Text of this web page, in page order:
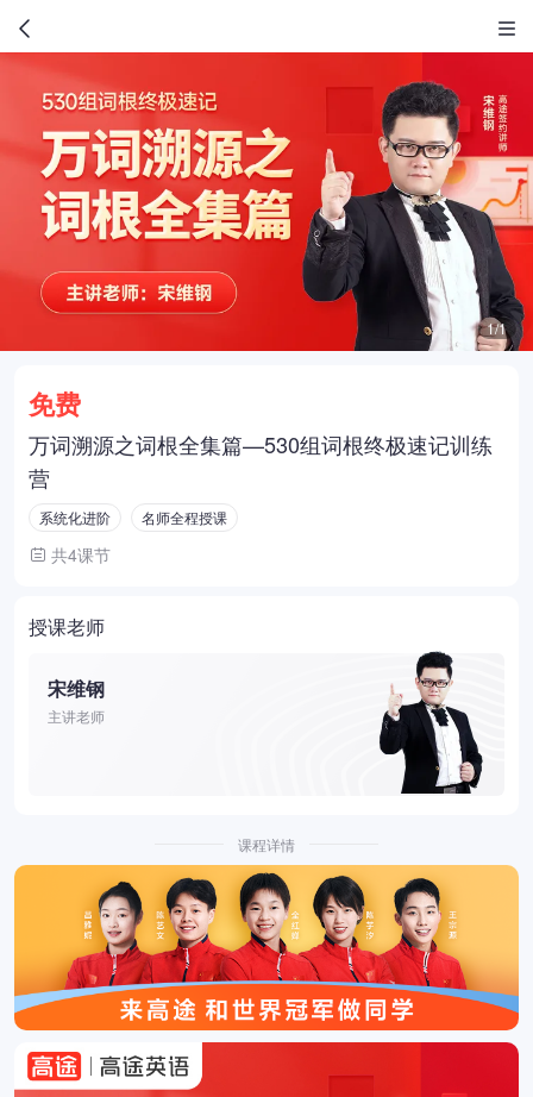
1/1
免费
万词溯源之词根全集篇—530组词根终极速记训练
营
系统化进阶 名师全程授课
共4课节
授课老师
宋维钢
主讲老师
课程详情